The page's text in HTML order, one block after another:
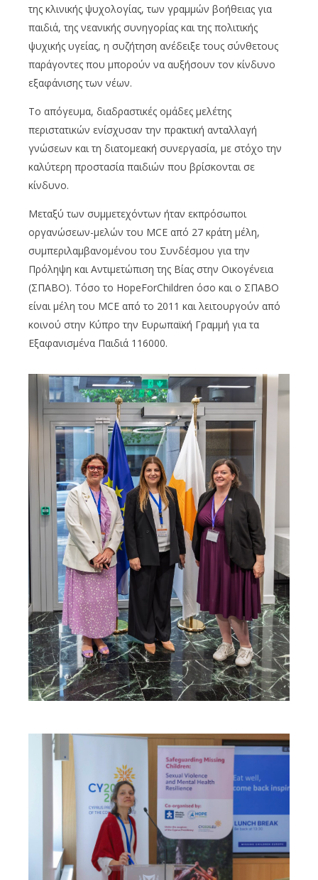
της κλινικής ψυχολογίας, των γραμμών βοήθειας για
παιδιά, της νεανικής συνηγορίας και της πολιτικής
ψυχικής υγείας, η συζήτηση ανέδειξε τους σύνθετους
παράγοντες που μπορούν να αυξήσουν τον κίνδυνο
εξαφάνισης των νέων.
Το απόγευμα, διαδραστικές ομάδες μελέτης
περιστατικών ενίσχυσαν την πρακτική ανταλλαγή
γνώσεων και τη διατομεακή συνεργασία, με στόχο την
καλύτερη προστασία παιδιών που βρίσκονται σε
κίνδυνο.
Μεταξύ των συμμετεχόντων ήταν εκπρόσωποι
οργανώσεων-μελών του MCE από 27 κράτη μέλη,
συμπεριλαμβανομένου του Συνδέσμου για την
Πρόληψη και Αντιμετώπιση της Βίας στην Οικογένεια
(ΣΠΑΒΟ). Τόσο το HopeForChildren όσο και ο ΣΠΑΒΟ
είναι μέλη του MCE από το 2011 και λειτουργούν από
κοινού στην Κύπρο την Ευρωπαϊκή Γραμμή για τα
Εξαφανισμένα Παιδιά 116000.